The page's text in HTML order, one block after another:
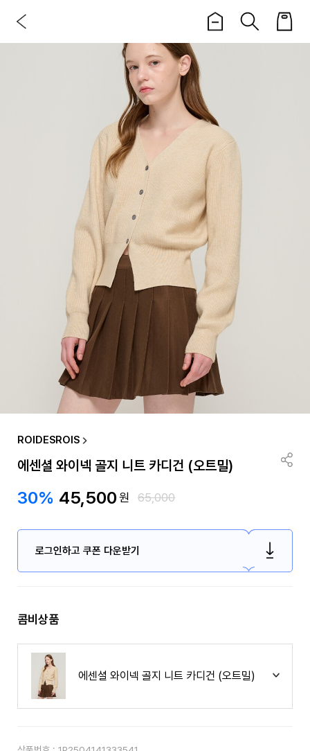
ROIDESROIS
에센셜 와이넥 골지 니트 카디건 (오트밀)
30% 45,500원 65,000
로그인하고 쿠폰 다운받기
콤비상품
에센셜 와이넥 골지 니트 카디건 (오트밀)